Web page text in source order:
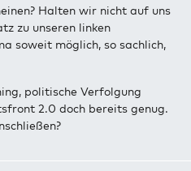
Halten wir nicht auf uns
zu unseren linken
soweit möglich, so sachlich,
politische Verfolgung
2.0 doch bereits genug.